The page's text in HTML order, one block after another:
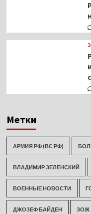
Метки
АРМИЯ РФ (ВС РФ)
ВЛАДИМИР ЗЕЛЕНСКИЙ
ВОЕННЫЕ НОВОСТИ
ДЖОЗЕФ БАЙДЕН ЗОЖ